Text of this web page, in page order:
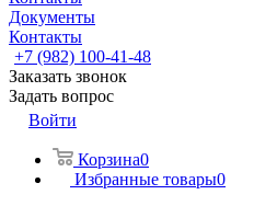
Документы
Контакты
+7 (982) 100-41-48
Заказать звонок
Задать вопрос
Войти
Корзина0
Избранные товары0